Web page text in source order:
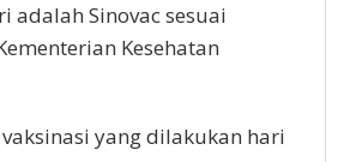
adalah Sinovac sesuai
Kesehatan
yang dilakukan hari